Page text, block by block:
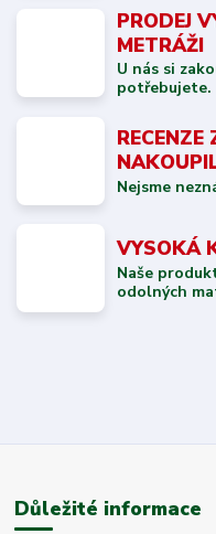
PRODEJ
METRÁŽI
U nás si
potřebujete.
Nejsme
VYSOKÁ
Naše
odolných
Důležité informace